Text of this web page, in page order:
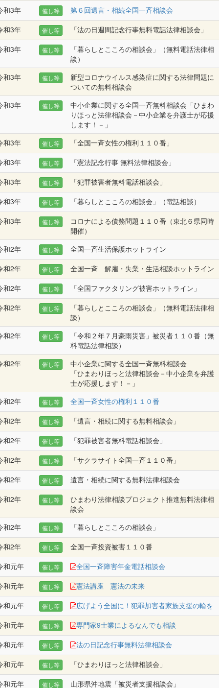
和3年
催し等
第６回遺言・相続全国一斉相談会
和3年
催し等
「法の日週間記念行事無料電話法律相談会」
和3年
催し等
「暮らしとこころの相談会」（無料電話法律相
談）
和3年
催し等
新型コロナウイルス感染症に関する法律問題に
ついての無料相談会
和3年
催し等
中小企業に関する全国一斉無料相談会「ひまわ
りほっと法律相談会－中小企業を弁護士が応援
します！－」
和3年
催し等
「全国一斉女性の権利１１０番」
和3年
催し等
「憲法記念行事 無料法律相談会」
和3年
催し等
「犯罪被害者無料電話相談会」
和3年
催し等
「暮らしとこころの相談会」（電話相談）
和3年
催し等
コロナによる債務問題１１０番（東北６県同時
開催）
和2年
催し等
全国一斉生活保護ホットライン
和2年
催し等
全国一斉 解雇・失業・生活相談ホットライン
和2年
催し等
「全国ファクタリング被害ホットライン」
和2年
催し等
「暮らしとこころの相談会」（無料電話法律相
談）
和2年
催し等
「令和２年７月豪雨災害」被災者１１０番（無
料電話法律相談）
和2年
催し等
中小企業に関する全国一斉無料相談会
「ひまわりほっと法律相談会－中小企業を弁護
士が応援します！－」
和2年
催し等
全国一斉女性の権利１１０番
和2年
催し等
「遺言・相続に関する無料相談会」
和2年
催し等
「犯罪被害者無料電話相談会」
和2年
催し等
「サクラサイト全国一斉１１０番」
和2年
催し等
遺言・相続に関する無料法律相談会
和2年
催し等
ひまわり法律相談プロジェクト推進無料法律相
談会
和2年
催し等
「暮らしとこころの相談会」
和2年
催し等
全国一斉投資被害１１０番
和元年
催し等
全国一斉障害年金電話相談会
和元年
催し等
憲法講座 憲法の未来
和元年
催し等
広げよう全国に！犯罪加害者家族支援の輪を
和元年
催し等
専門家9士業によるなんでも相談
和元年
催し等
法の日記念行事無料法律相談会
和元年
催し等
「ひまわりほっと法律相談会」
和元年
催し等 山形県沖地震「被災者支援相談会」